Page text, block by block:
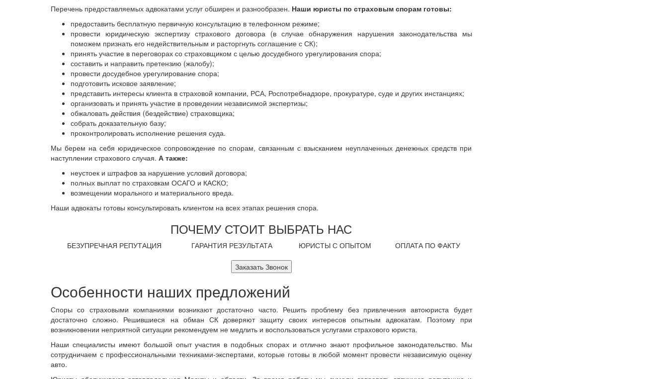
Перечень предоставляемых адвокатами услуг обширен и разнообразен. Наши юристы по страховым спорам готовы:
предоставить бесплатную первичную консультацию в телефонном режиме;
провести юридическую экспертизу страхового договора (в случае обнаружения нарушения законодательства мы
поможем признать его недействительным и расторгнуть соглашение с СК);
принять участие в переговорах со страховщиком с целью досудебного урегулирования спора;
составить и направить претензию (жалобу);
провести досудебное урегулирование спора;
подготовить исковое заявление;
представить интересы клиента в страховой компании, РСА, Роспотребнадзоре, прокуратуре, суде и других инстанциях;
организовать и принять участие в проведении независимой экспертизы;
обжаловать действия (бездействие) страховщика;
собрать доказательную базу;
проконтролировать исполнение решения суда.
Мы берем на себя юридическое сопровождение по спорам, связанным с взысканием неуплаченных денежных средств при
наступлении страхового случая. А также:
неустоек и штрафов за нарушение условий договора;
полных выплат по страховкам ОСАГО и КАСКО;
возмещении морального и материального вреда.
Наши адвокаты готовы консультировать клиентом на всех этапах решения спора.
ПОЧЕМУ СТОИТ ВЫБРАТЬ НАС
БЕЗУПРЕЧНАЯ РЕПУТАЦИЯ ГАРАНТИЯ РЕЗУЛЬТАТА ЮРИСТЫ С ОПЫТОМ ОПЛАТА ПО ФАКТУ
Заказать Звонок
Особенности наших предложений
Споры со страховыми компаниями возникают достаточно часто. Решить проблему без привлечения автоюриста будет
достаточно сложно. Решившиеся на обман СК доверяют защиту своих интересов опытным адвокатам. Поэтому при
возникновении неприятной ситуации рекомендуем не медлить и воспользоваться услугами страхового юриста.
Наши специалисты имеют большой опыт участия в подобных спорах и отлично знают профильное законодательство. Мы
сотрудничаем с профессиональными техниками-экспертами, которые готовы в любой момент провести независимую оценку
авто.